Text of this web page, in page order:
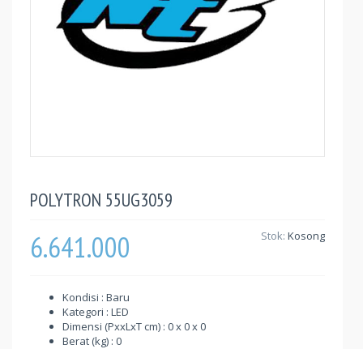
POLYTRON 55UG3059
6.641.000 Stok: Kosong
Kondisi : Baru
Kategori : LED
Dimensi (PxxLxT cm) : 0 x 0 x 0
Berat (kg) : 0